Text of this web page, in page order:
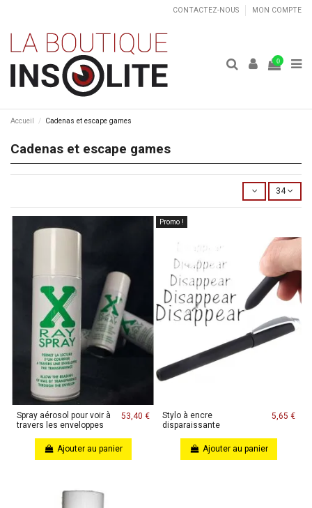
CONTACTEZ-NOUS MON COMPTE
0
Accueil Cadenas et escape games
Cadenas et escape games
34
Spray aérosol pour voir à
travers les enveloppes
53,40 €
Ajouter au panier
Promo !
Stylo à encre
disparaissante
5,65 €
Ajouter au panier